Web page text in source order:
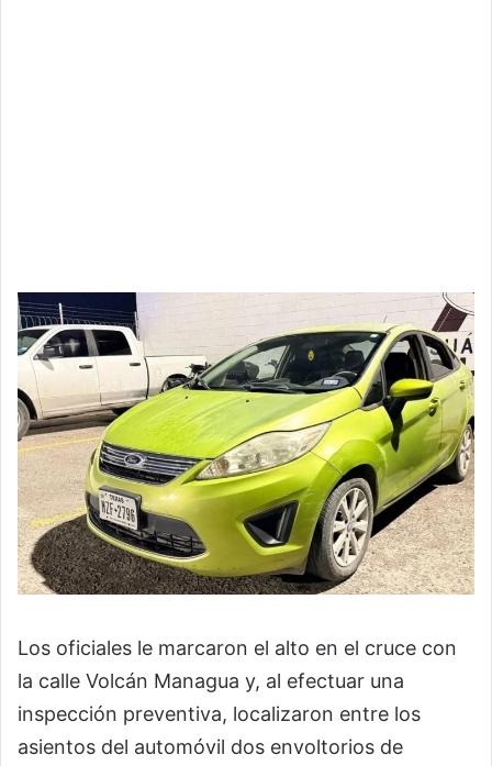
Los oficiales le marcaron el alto en el cruce con
la calle Volcán Managua y, al efectuar una
inspección preventiva, localizaron entre los
asientos del automóvil dos envoltorios de